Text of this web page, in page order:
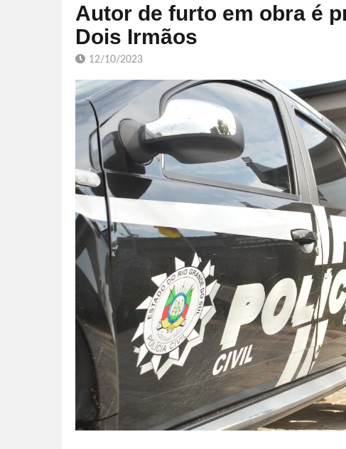
Autor de furto em obra é
Dois Irmãos
12/10/2023